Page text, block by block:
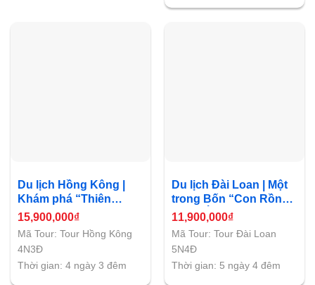
Du lịch Hồng Kông |
Khám phá “Thiên
đường mua sắm của
15,900,000₫
Mã Tour: Tour Hồng Kông
4N3Đ
Thời gian: 4 ngày 3 đêm
Du lịch Đài Loan | Một
trong Bốn “Con Rồng
Châu Á”
11,900,000₫
Mã Tour: Tour Đài Loan
5N4Đ
Thời gian: 5 ngày 4 đêm